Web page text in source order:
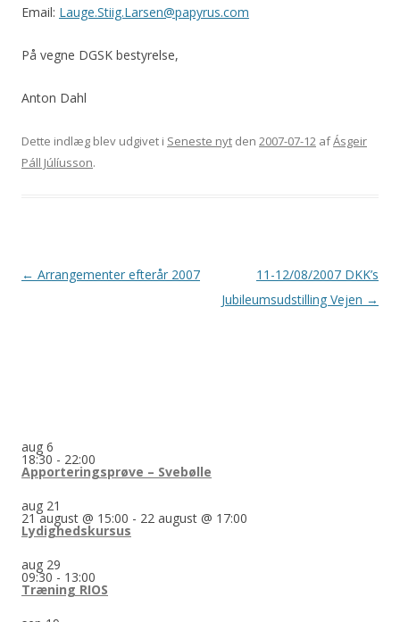
Email: Lauge.Stiig.Larsen@papyrus.com
På vegne DGSK bestyrelse,
Anton Dahl
Dette indlæg blev udgivet i Seneste nyt den 2007-07-12 afÁsgeir
Páll Júlíusson.
Indlægsnavigation
← Arrangementer efterår 2007
11-12/08/2007 DKK’s
Jubileumsudstilling Vejen →
aug 6
18:30 - 22:00
Apporteringsprøve – Svebølle
aug 21
21 august @ 15:00 - 22 august @ 17:00
Lydighedskursus
aug 29
09:30 - 13:00
Træning RIOS